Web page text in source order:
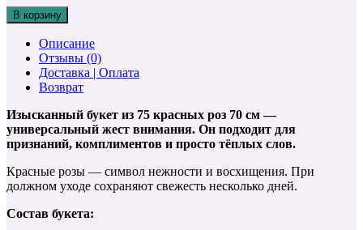
В корзину
Описание
Отзывы (0)
Доставка | Оплата
Возврат
Изысканный букет из 75 красных роз 70 см —
универсальный жест внимания. Он подходит для
признаний, комплиментов и просто тёплых слов.
Красные розы — символ нежности и восхищения. При
должном уходе сохраняют свежесть несколько дней.
Состав букета: